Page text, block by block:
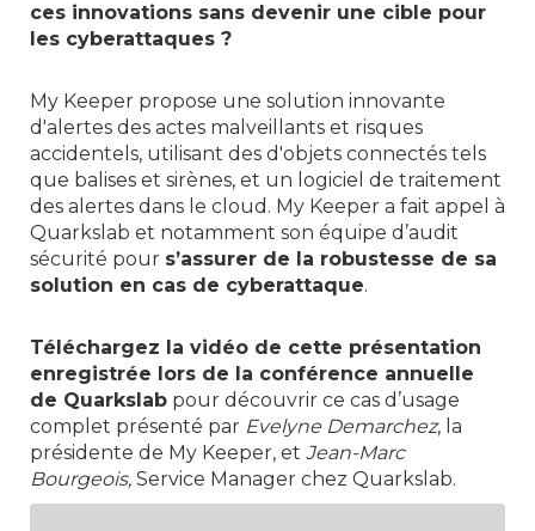
ces innovations sans devenir une cible pour
les cyberattaques ?
My Keeper propose une solution innovante
d'alertes des actes malveillants et risques
accidentels, utilisant des d'objets connectés tels
que balises et sirènes, et un logiciel de traitement
des alertes dans le cloud. My Keeper a fait appel à
Quarkslab et notamment son équipe d’audit
sécurité pour s’assurer de la robustesse de sa
solution en cas de cyberattaque.
Téléchargez la vidéo de cette présentation
enregistrée lors de la conférence annuelle
de Quarkslab pour découvrir ce cas d’usage
complet présenté par Evelyne Demarchez, la
présidente de My Keeper, et Jean-Marc
Bourgeois, Service Manager chez Quarkslab.